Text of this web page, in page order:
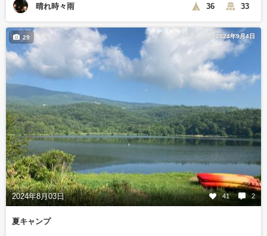
晴れ時々雨 36 33
2024年9月4日
2024年8月03日 41 2
29
夏キャンプ